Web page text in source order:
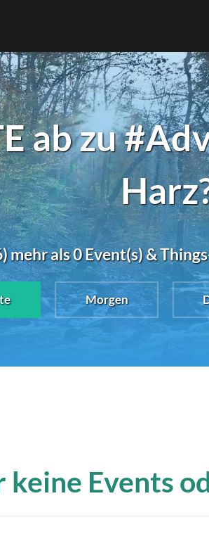
ab zu
mehr als 0 Event(s) &
Morgen
keine Events